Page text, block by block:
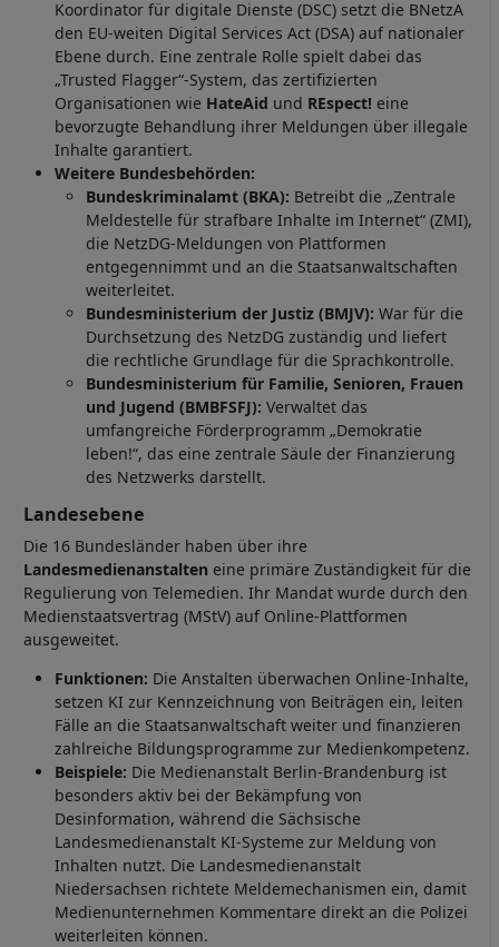
Koordinator für digitale Dienste (DSC) setzt die BNetzA
den EU-weiten Digital Services Act (DSA) auf nationaler
Ebene durch. Eine zentrale Rolle spielt dabei das
„Trusted Flagger“-System, das zertifizierten
Organisationen wie HateAid und REspect! eine
bevorzugte Behandlung ihrer Meldungen über illegale
Inhalte garantiert.
Weitere Bundesbehörden:
Bundeskriminalamt (BKA): Betreibt die „Zentrale
Meldestelle für strafbare Inhalte im Internet“ (ZMI),
die NetzDG-Meldungen von Plattformen
entgegennimmt und an die Staatsanwaltschaften
weiterleitet.
Bundesministerium der Justiz (BMJV): War für die
Durchsetzung des NetzDG zuständig und liefert
die rechtliche Grundlage für die Sprachkontrolle.
Bundesministerium für Familie, Senioren, Frauen
und Jugend (BMBFSFJ): Verwaltet das
umfangreiche Förderprogramm „Demokratie
leben!“, das eine zentrale Säule der Finanzierung
des Netzwerks darstellt.
Landesebene
Die 16 Bundesländer haben über ihre
Landesmedienanstalten eine primäre Zuständigkeit für die
Regulierung von Telemedien. Ihr Mandat wurde durch den
Medienstaatsvertrag (MStV) auf Online-Plattformen
ausgeweitet.
Funktionen: Die Anstalten überwachen Online-Inhalte,
setzen KI zur Kennzeichnung von Beiträgen ein, leiten
Fälle an die Staatsanwaltschaft weiter und finanzieren
zahlreiche Bildungsprogramme zur Medienkompetenz.
Beispiele: Die Medienanstalt Berlin-Brandenburg ist
besonders aktiv bei der Bekämpfung von
Desinformation, während die Sächsische
Landesmedienanstalt KI-Systeme zur Meldung von
Inhalten nutzt. Die Landesmedienanstalt
Niedersachsen richtete Meldemechanismen ein, damit
Medienunternehmen Kommentare direkt an die Polizei
weiterleiten können.